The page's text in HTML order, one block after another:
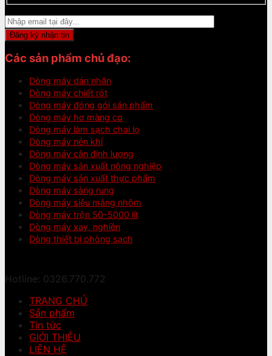
Các sản phẩm chủ đạo:
Dòng máy dán nhãn
Dòng máy chiết rót
Dòng máy đóng gói sản phẩm
Dòng máy hơ màng co
Dòng máy làm sạch chai lọ
Dòng máy nén khí
Dòng máy cân định lượng
Dòng máy sản xuất nông nghiệp
Dòng máy sản xuất thực phẩm
Dòng máy sàng rung
Dòng máy siêu màng nhôm
Dòng máy trộn 50-5000 lít
Dòng máy xay, nghiền
Dòng thiết bị phòng sạch
Hotline: 0326.770.772
TRANG CHỦ
Sản phẩm
Tin tức
GIỚI THIỆU
LIÊN HỆ